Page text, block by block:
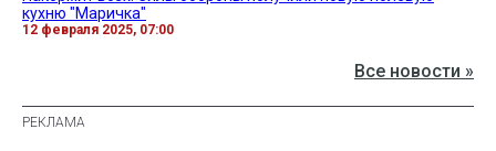
кухню "Маричка"
12 февраля 2025, 07:00
Все новости »